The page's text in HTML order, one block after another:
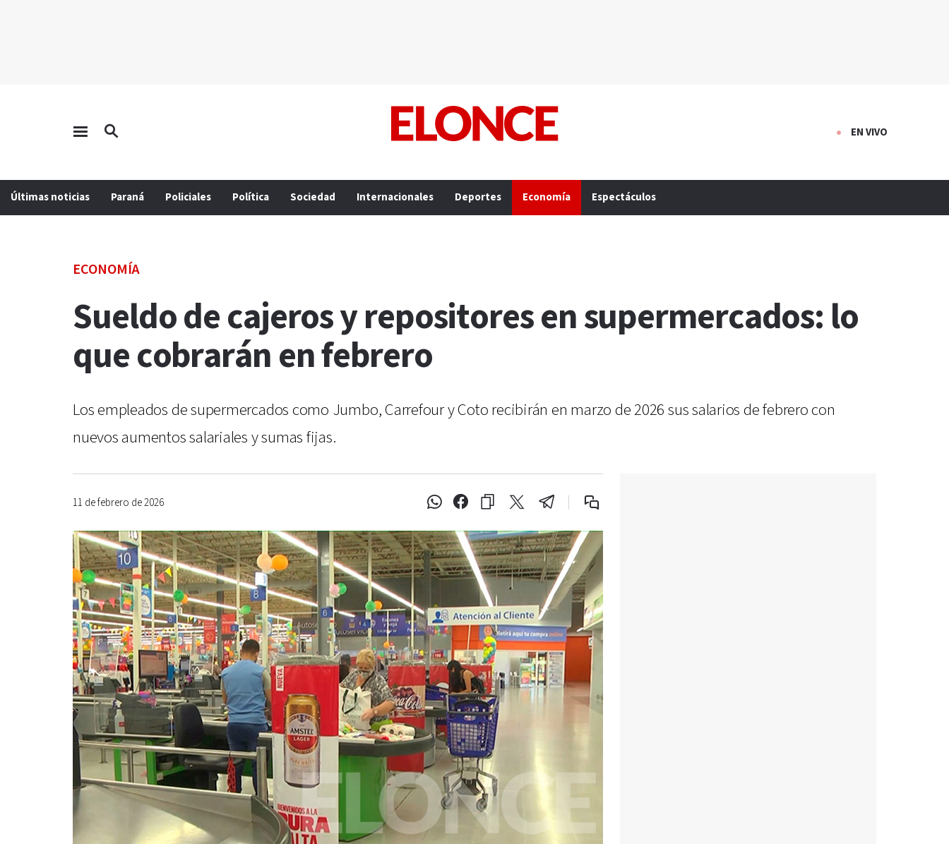
EN VIVO
Últimas noticias Paraná Policiales Política Sociedad Internacionales Deportes Economía Espectáculos
ECONOMÍA
Sueldo de cajeros y repositores en supermercados: lo
que cobrarán en febrero
Los empleados de supermercados como Jumbo, Carrefour y Coto recibirán en marzo de 2026 sus salarios de febrero con
nuevos aumentos salariales y sumas fijas.
11 de febrero de 2026